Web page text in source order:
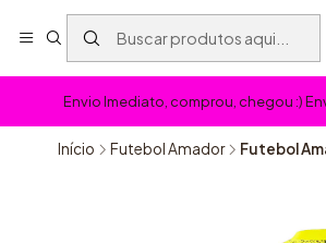
Envio Imediato, comprou, chegou :)
Início Futebol Amador Futebol